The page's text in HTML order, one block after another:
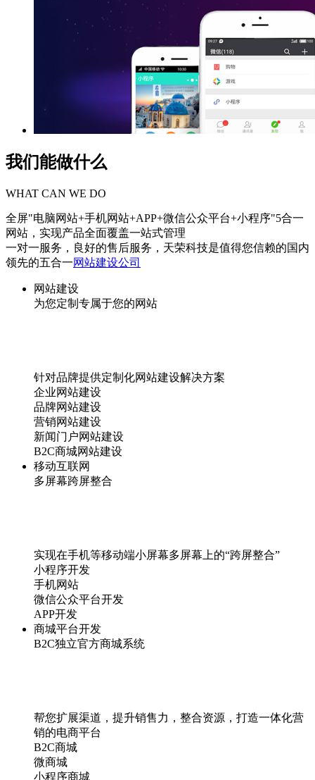
我们能做什么
WHAT CAN WE DO
全屏"电脑网站+手机网站+APP+微信公众平台+小程序"5合一
网站，实现产品全面覆盖一站式管理
一对一服务，良好的售后服务，天荣科技是值得您信赖的国内
领先的五合一网站建设公司
网站建设
为您定制专属于您的网站
针对品牌提供定制化网站建设解决方案
企业网站建设
品牌网站建设
营销网站建设
新闻门户网站建设
B2C商城网站建设
移动互联网
多屏幕跨屏整合
实现在手机等移动端小屏幕多屏幕上的“跨屏整合”
小程序开发
手机网站
微信公众平台开发
APP开发
商城平台开发
B2C独立官方商城系统
帮您扩展渠道，提升销售力，整合资源，打造一体化营
销的电商平台
B2C商城
微商城
小程序商城